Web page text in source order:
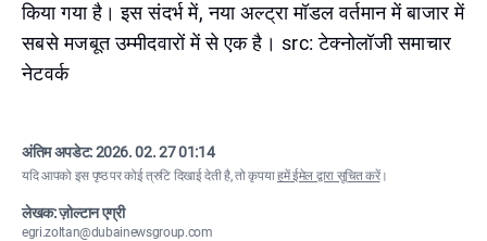
किया गया है। इस संदर्भ में, नया अल्ट्रा मॉडल वर्तमान में बाजार में
सबसे मजबूत उम्मीदवारों में से एक है। src: टेक्नोलॉजी समाचार
नेटवर्क
अंतिम अपडेट:2026. 02. 27 01:14
यदि आपको इस पृष्ठ पर कोई त्रुटि दिखाई देती है, तो कृपयाहमें ईमेल द्वारा सूचित करें।
लेखक: ज़ोल्टान एग्री
egri.zoltan@dubainewsgroup.com